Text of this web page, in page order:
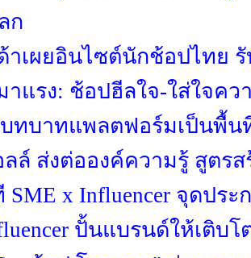
ก
าเผยอินไซต์นักช้อปไทย รั
าแรง: ช้อปฮีลใจ-ใส่ใจค
ทบาทแพลตฟอร์มเป็นพื้น
ล์ ส่งต่อองค์ความรู้ สูตร
SME x Influencer จุดปร
ปั้นแบรนด์ให้เติบโ